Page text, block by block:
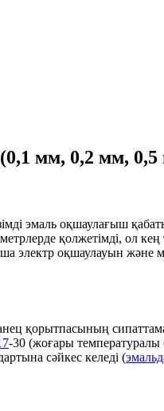
мм, 0,2 мм, 0,5
эмаль оқшаулағыш
қолжетімді, ол кең
электр оқшаулауын және
қорытпасының
-30 (жоғары
сәйкес келеді (